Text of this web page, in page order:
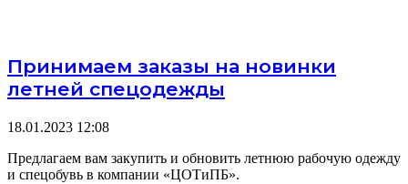
Принимаем заказы на новинки
летней спецодежды
18.01.2023 12:08
Предлагаем вам закупить и обновить летнюю рабочую одежду
и спецобувь в компании «ЦОТиПБ».